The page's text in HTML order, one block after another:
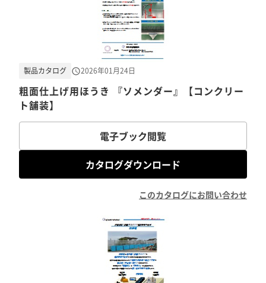
粗面仕上げ用ほうき 『ソメンダー』【コンクリー
ト舗装】
製品カタログ 2026年01月24日
電子ブック閲覧
カタログダウンロード
このカタログにお問い合わせ